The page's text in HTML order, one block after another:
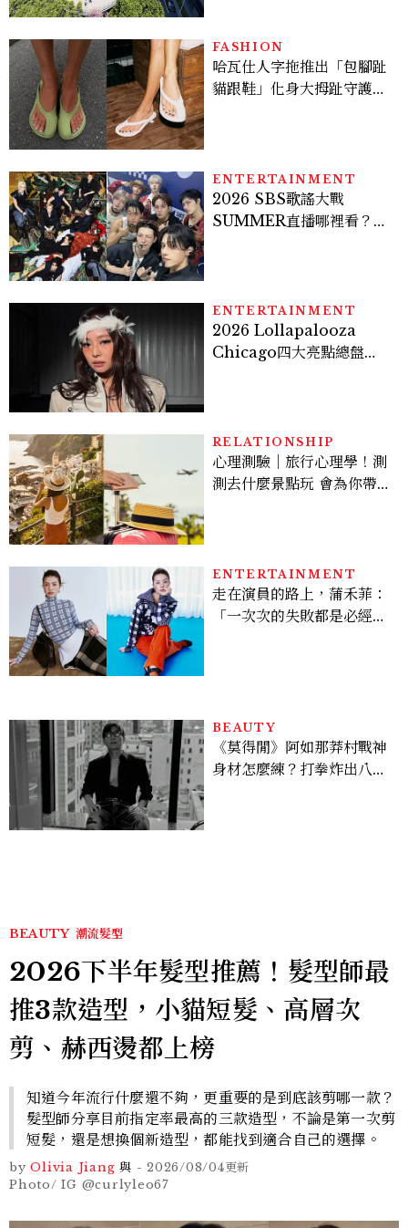
FASHION
哈瓦仕人字拖推出「包腳趾
貓跟鞋」化身大拇趾守護
ENTERTAINMENT
2026 SBS歌謠大戰
SUMMER直播哪裡看？
ENTERTAINMENT
2026 Lollapalooza
Chicago四大亮點總盤
RELATIONSHIP
心理測驗｜旅行心理學！測
測去什麼景點玩 會為你帶來
ENTERTAINMENT
走在演員的路上，蒲禾菲：
「一次次的失敗都是必經過
BEAUTY
《莫得閒》阿如那莽村戰神
身材怎麼練？打拳炸出八塊
BEAUTY 潮流髮型
2026下半年髮型推薦！髮型師最
推3款造型，小貓短髮、高層次
剪、赫西燙都上榜
知道今年流行什麼還不夠，更重要的是到底該剪哪一款？
髮型師分享目前指定率最高的三款造型，不論是第一次剪
短髮，還是想換個新造型，都能找到適合自己的選擇。
by Olivia Jiang 與 - 2026/08/04更新
Photo/ IG @curlyleo67